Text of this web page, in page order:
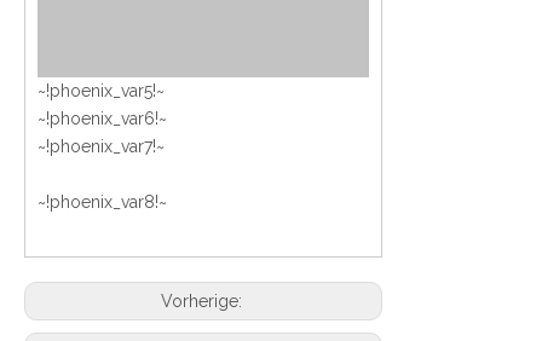
~!phoenix_var5!~
~!phoenix_var6!~
~!phoenix_var7!~
~!phoenix_var8!~
Vorherige: